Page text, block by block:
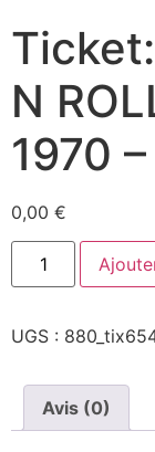
N
1970
0,00 €
UGS :
Avis (0)